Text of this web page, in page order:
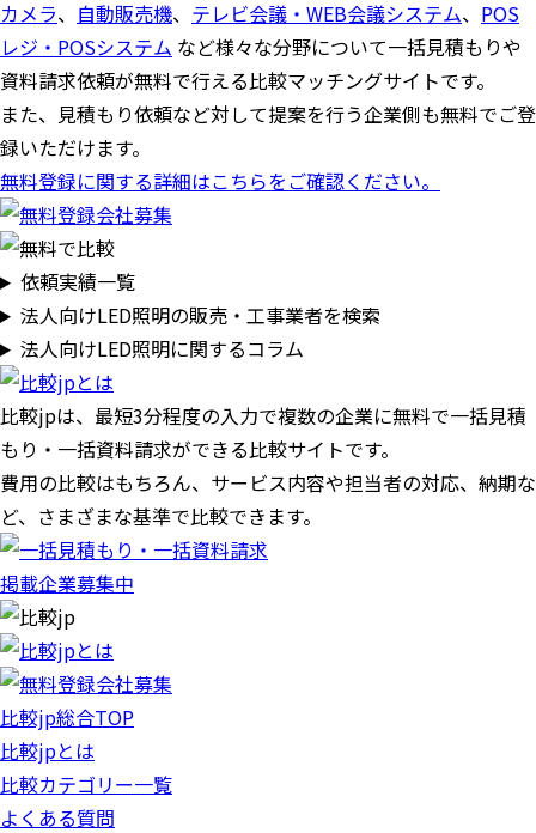
カメラ、 自動販売機、 テレビ会議・WEB会議システム、 POS
レジ・POSシステム など様々な分野について一括見積もりや
資料請求依頼が無料で行える比較マッチングサイトです。
また、見積もり依頼など対して提案を行う企業側も無料でご登
録いただけます。
無料登録に関する詳細はこちらをご確認ください。
依頼実績一覧
法人向けLED照明の販売・工事業者を検索
法人向けLED照明に関するコラム
比較jpは、 最短3分程度の入力で複数の企業に無料で一括見積
もり・一括資料請求ができる比較サイトです。
費用の比較はもちろん、サービス内容や担当者の対応、納期な
ど、さまざまな基準で比較できます。
掲載企業募集中
比較jp総合TOP
比較jpとは
比較カテゴリー一覧
よくある質問